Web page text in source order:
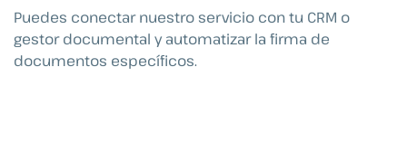
Puedes conectar nuestro servicio con tu CRM o
gestor documental y automatizar la firma de
documentos específicos.